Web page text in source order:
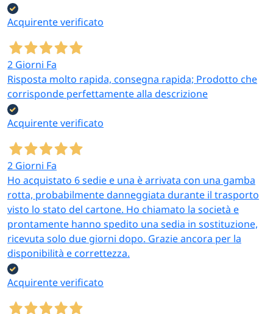
Acquirente verificato
2 Giorni Fa
Risposta molto rapida, consegna rapida; Prodotto che
corrisponde perfettamente alla descrizione
Acquirente verificato
2 Giorni Fa
Ho acquistato 6 sedie e una è arrivata con una gamba
rotta, probabilmente danneggiata durante il trasporto
visto lo stato del cartone. Ho chiamato la società e
prontamente hanno spedito una sedia in sostituzione,
ricevuta solo due giorni dopo. Grazie ancora per la
disponibilità e correttezza.
Acquirente verificato